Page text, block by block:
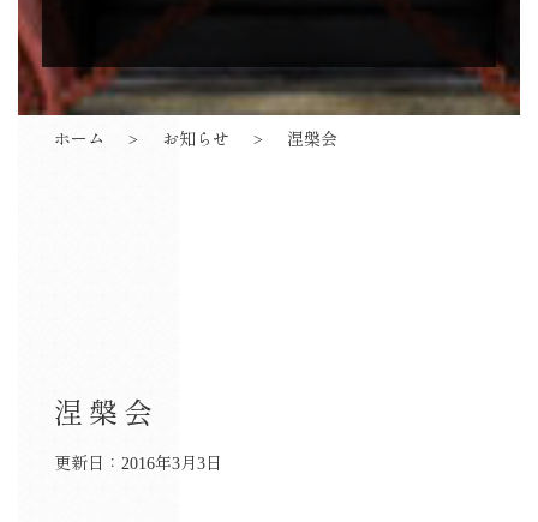
ホーム お知らせ 涅槃会
涅槃会
更新日：2016年3月3日